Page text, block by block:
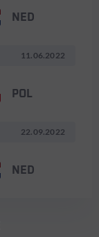
NED
11.06.2022
POL
22.09.2022
NED